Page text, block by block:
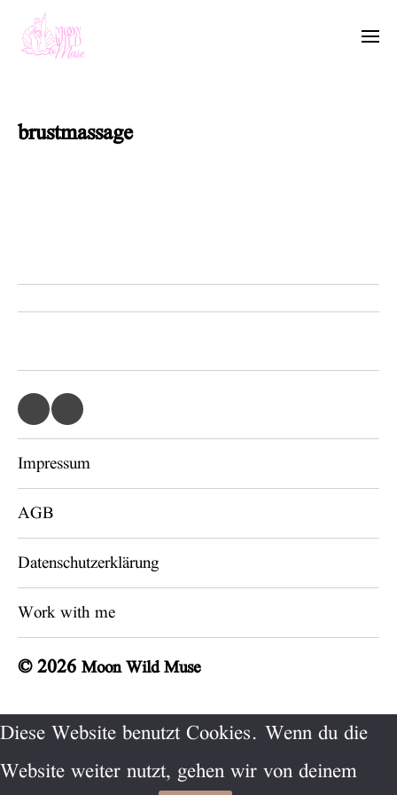
brustmassage
Impressum
AGB
Datenschutzerklärung
Work with me
© 2026Moon Wild Muse
Diese Website benutzt Cookies. Wenn du die
Website weiter nutzt, gehen wir von deinem